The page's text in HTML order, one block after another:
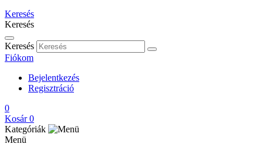
Keresés
Keresés
Keresés
Fiókom
Bejelentkezés
Regisztráció
0
Kosár 0
Kategóriák
Menü